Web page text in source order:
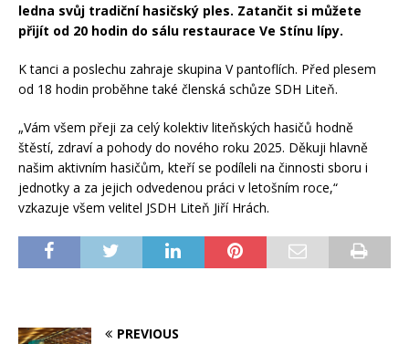
ledna svůj tradiční hasičský ples. Zatančit si můžete
přijít od 20 hodin do sálu restaurace Ve Stínu lípy.
K tanci a poslechu zahraje skupina V pantoflích. Před plesem
od 18 hodin proběhne také členská schůze SDH Liteň.
„Vám všem přeji za celý kolektiv liteňských hasičů hodně
štěstí, zdraví a pohody do nového roku 2025. Děkuji hlavně
našim aktivním hasičům, kteří se podíleli na činnosti sboru i
jednotky a za jejich odvedenou práci v letošním roce,“
vzkazuje všem velitel JSDH Liteň Jiří Hrách.
PREVIOUS